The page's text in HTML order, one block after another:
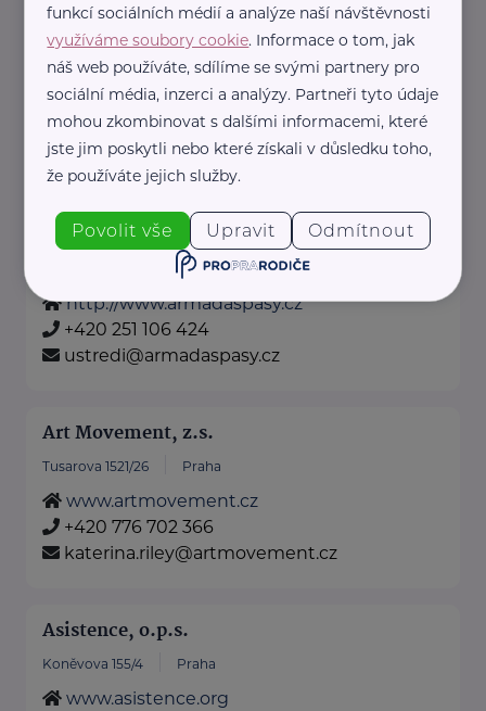
Arcidiecézní charita Praha
Londýnská 13/44 Praha
http://www.charita-adopce.cz
+420 222 512 401
praha@praha.charita.cz
Armáda spásy v České republice, z.s.
Praha
http://www.armadaspasy.cz
+420 251 106 424
ustredi@armadaspasy.cz
Art Movement, z.s.
Tusarova 1521/26 Praha
www.artmovement.cz
+420 776 702 366
katerina.riley@artmovement.cz
Asistence, o.p.s.
Koněvova 155/4 Praha
www.asistence.org
funkcí sociálních médií a analýze naší návštěvnosti
využíváme soubory cookie. Informace o tom, jak
náš web používáte, sdílíme se svými partnery pro
sociální média, inzerci a analýzy. Partneři tyto údaje
mohou zkombinovat s dalšími informacemi, které
jste jim poskytli nebo které získali v důsledku toho,
že používáte jejich služby.
Povolit vše Upravit Odmítnout